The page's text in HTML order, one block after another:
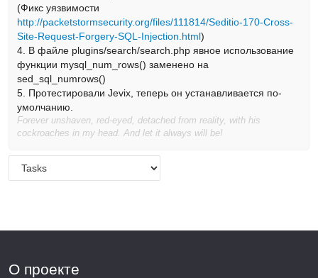
(Фикс уязвимости
http://packetstormsecurity.org/files/111814/Seditio-170-Cross-
Site-Request-Forgery-SQL-Injection.html)
4. В файле plugins/search/search.php явное использование
функции mysql_num_rows() заменено на
sed_sql_numrows()
5. Протестировали Jevix, теперь он устанавливается по-
умолчанию.
Forever unshaven, red-eyed, detached from reality, with his
cockroaches in my head. And let it always will be!
О проекте